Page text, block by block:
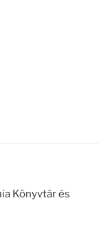
Könyvtár és